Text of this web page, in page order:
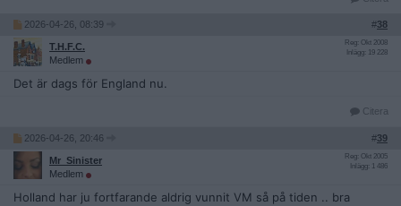
2026-04-26, 08:39 #38
T.H.F.C.
Medlem
Reg: Okt 2008
Inlägg: 19 228
Det är dags för England nu.
Citera
2026-04-26, 20:46 #39
Mr_Sinister
Medlem
Reg: Okt 2005
Inlägg: 1 486
Holland har ju fortfarande aldrig vunnit VM så på tiden .. bra